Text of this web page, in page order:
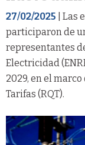
27/02/2025 | Las
participaron de
representantes
Electricidad
2029, en el
Tarifas (RQT).